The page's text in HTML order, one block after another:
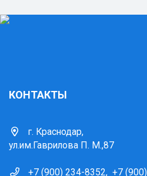
КОНТАКТЫ
г. Краснодар,
ул.им.Гаврилова П. М.,87
+7 (900) 234-8352, +7